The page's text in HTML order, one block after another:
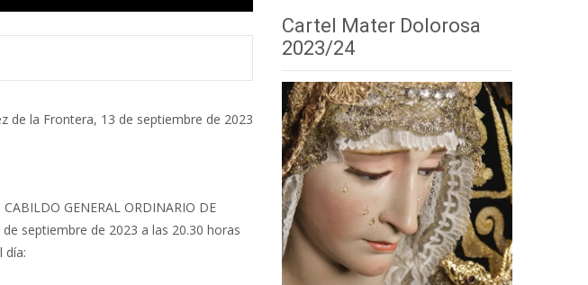
de la Frontera, 13 de septiembre de 2023
GENERAL ORDINARIO DE
septiembre de 2023 a las 20.30 horas
día:
Cartel Mater Dolorosa
2023/24